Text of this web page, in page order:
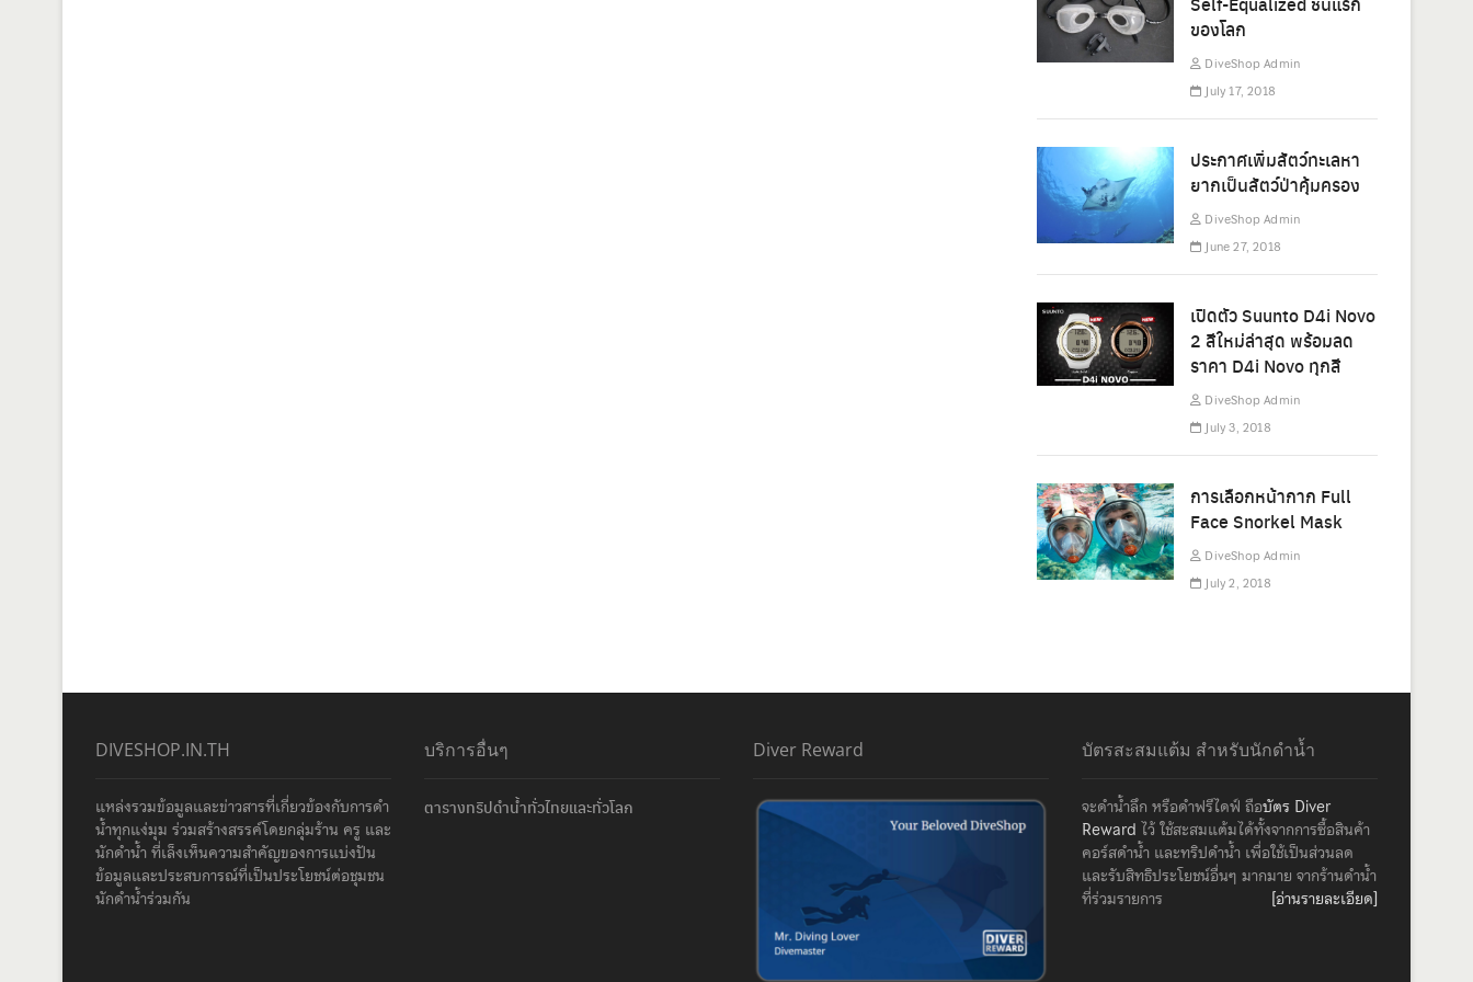
ของโลก
DiveShop Admin
July 17, 2018
ประกาศเพิ่มสัตว์ทะเลหา
ยากเป็นสัตว์ป่าคุ้มครอง
DiveShop Admin
June 27, 2018
เปิดตัว Suunto D4i Novo
2 สีใหม่ล่าสุด พร้อมลด
ราคา D4i Novo ทุกสี
DiveShop Admin
July 3, 2018
การเลือกหน้ากาก Full
Face Snorkel Mask
DiveShop Admin
July 2, 2018
DIVESHOP.IN.TH
แหล่งรวมข้อมูลและข่าวสารที่เกี่ยวข้องกับการดำ
น้ำทุกแง่มุม ร่วมสร้างสรรค์โดยกลุ่มร้าน ครู และ
นักดำน้ำ ที่เล็งเห็นความสำคัญของการแบ่งปัน
ข้อมูลและประสบการณ์ที่เป็นประโยชน์ต่อชุมชน
นักดำน้ำร่วมกัน
บริการอื่นๆ
ตารางทริปดำน้ำทั่วไทยและทั่วโลก
Diver Reward บัตรสะสมแต้ม สำหรับนักดำน้ำ
จะดำน้ำลึก หรือดำฟรีไดฟ์ ถือบัตร Diver
Reward ไว้ ใช้สะสมแต้มได้ทั้งจากการซื้อสินค้า
คอร์สดำน้ำ และทริปดำน้ำ เพื่อใช้เป็นส่วนลด
และรับสิทธิประโยชน์อื่นๆ มากมาย จากร้านดำน้ำ
ที่ร่วมรายการ
[อ่านรายละเอียด]